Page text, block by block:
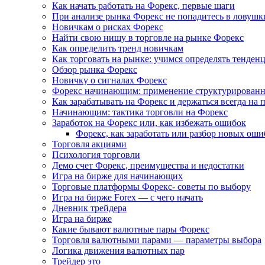
Как начать работать на Форекс, первые шаги
При анализе рынка Форекс не попадитесь в
Новичкам о рисках Форекс
Найти свою нишу в торговле на рынке Форекс
Как определить тренд новичкам
Как торговать на рынке: учимся определять
Обзор рынка Форекс
Новичку о сигналах Форекс
Форекс начинающим: применение
Как зарабатывать на Форекс и держаться всегда на
Начинающим: тактика торговли на Форекс
Заработок на Форекс или, как избежать ошибок
Форекс, как заработать или разбор новых
Торговля акциями
Психология торговли
Демо счет Форекс, преимущества и недостатки
Игра на бирже для начинающих
Торговые платформы Форекс- советы по выбору
Игра на бирже Forex — с чего начать
Дневник трейдера
Игра на бирже
Какие бывают валютные пары Форекс
Торговля валютными парами — параметры выбора
Логика движения валютных пар
Трейдер это